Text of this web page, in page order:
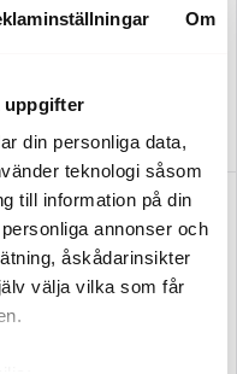
Om
uppgifter
din personliga data,
teknologi såsom
till information på din
annonser och
åskådarinsikter
välja vilka som får
18 cm Vit
25%